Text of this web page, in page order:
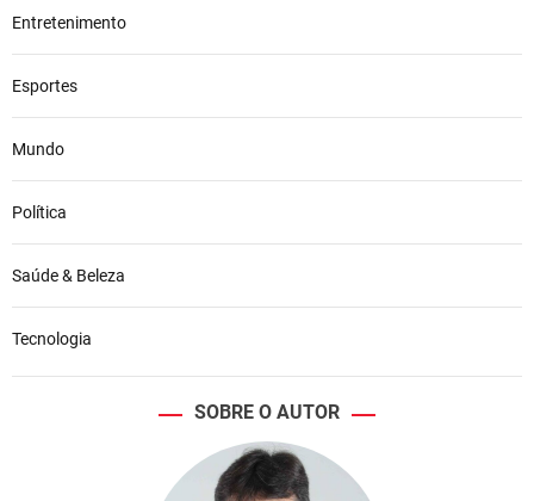
Entretenimento
Esportes
Mundo
Política
Saúde & Beleza
Tecnologia
SOBRE O AUTOR